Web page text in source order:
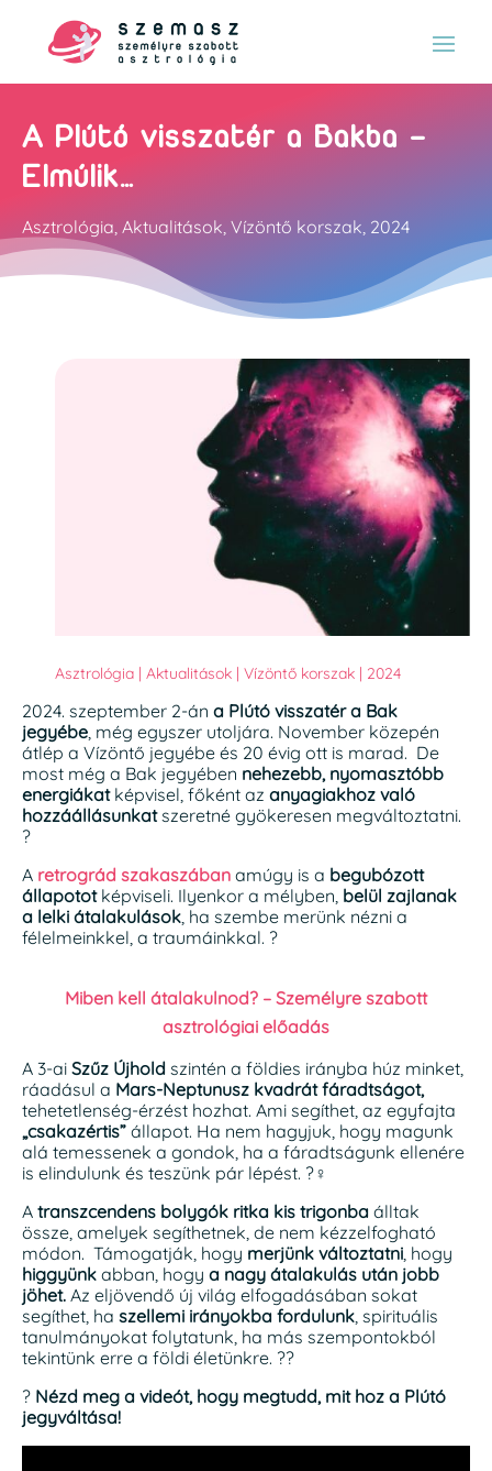
A Plútó visszatér a Bakba –
Elmúlik…
Asztrológia, Aktualitások, Vízöntő korszak, 2024
Asztrológia | Aktualitások | Vízöntő korszak | 2024
2024. szeptember 2-án a Plútó visszatér a Bak
jegyébe, még egyszer utoljára. November közepén
átlép a Vízöntő jegyébe és 20 évig ott is marad. De
most még a Bak jegyében nehezebb, nyomasztóbb
energiákatképvisel, főként az anyagiakhoz való
hozzáállásunkatszeretné gyökeresen megváltoztatni.
?
A retrográd szakaszában amúgy is a begubózott
állapotot képviseli. Ilyenkor a mélyben, belül zajlanak
a lelki átalakulások, ha szembe merünk nézni a
félelmeinkkel, a traumáinkkal. ?
Miben kell átalakulnod? – Személyre szabott
asztrológiai előadás
A 3-ai Szűz Újhold szintén a földies irányba húz minket,
ráadásul a Mars-Neptunusz kvadrát fáradtságot,
tehetetlenség-érzést hozhat. Ami segíthet, az egyfajta
„csakazértis” állapot. Ha nem hagyjuk, hogy magunk
alá temessenek a gondok, ha a fáradtságunk ellenére
is elindulunk és teszünk pár lépést. ?‍♀️
A transzcendens bolygók ritka kis trigonba álltak
össze, amelyek segíthetnek, de nem kézzelfogható
módon. Támogatják, hogy merjünk változtatni, hogy
higgyünk abban, hogy a nagy átalakulás után jobb
jöhet. Az eljövendő új világ elfogadásában sokat
segíthet, ha szellemi irányokba fordulunk, spirituális
tanulmányokat folytatunk, ha más szempontokból
tekintünk erre a földi életünkre. ?‍?
? Nézd meg a videót, hogy megtudd, mit hoz a Plútó
jegyváltása!